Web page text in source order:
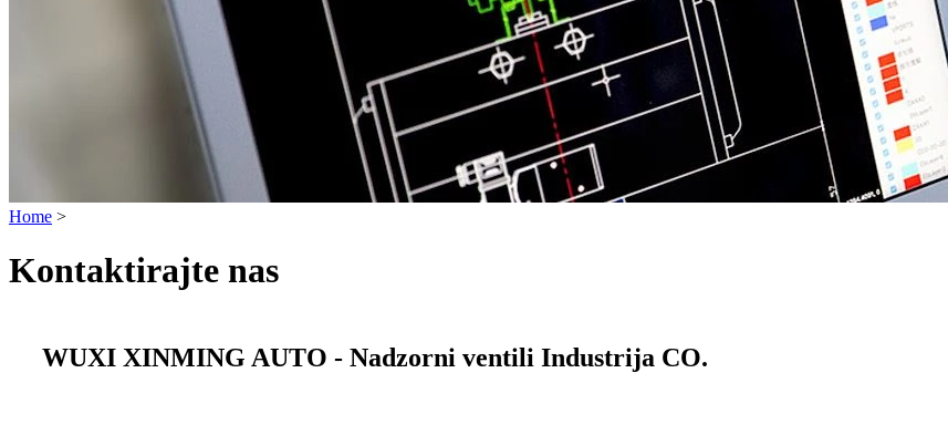
Home >
Kontaktirajte nas
WUXI XINMING AUTO - Nadzorni ventili Industrija CO.